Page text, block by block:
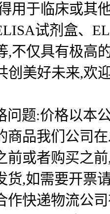
用于临床或其
试剂盒、
,不仅具有极高
创美好未来,欢
题:价格以本
商品我们公司
前或者购买之
货,如需要开票
作快递物流公